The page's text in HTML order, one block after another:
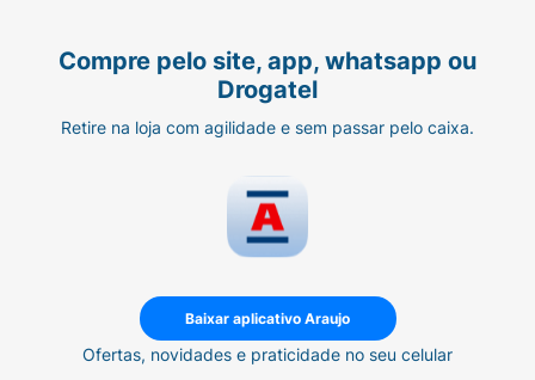
Compre pelo site, app, whatsapp ou
Drogatel
Retire na loja com agilidade e sem passar pelo caixa.
Baixar aplicativo Araujo
Ofertas, novidades e praticidade no seu celular